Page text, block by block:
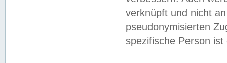
verknüpft und nicht
pseudonymisierten
spezifische Person